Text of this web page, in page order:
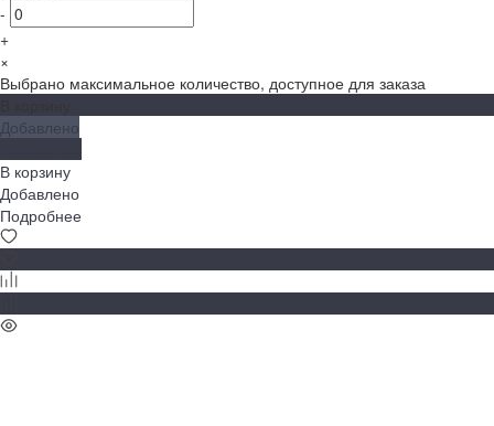
-
+
×
Выбрано максимальное количество, доступное для заказа
Добавлено
В корзину
Добавлено
Подробнее